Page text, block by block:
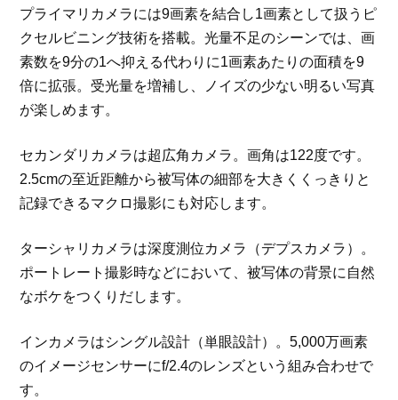
プライマリカメラには9画素を結合し1画素として扱うピ
クセルビニング技術を搭載。光量不足のシーンでは、画
素数を9分の1へ抑える代わりに1画素あたりの面積を9
倍に拡張。受光量を増補し、ノイズの少ない明るい写真
が楽しめます。
セカンダリカメラは超広角カメラ。画角は122度です。
2.5cmの至近距離から被写体の細部を大きくくっきりと
記録できるマクロ撮影にも対応します。
ターシャリカメラは深度測位カメラ（デプスカメラ）。
ポートレート撮影時などにおいて、被写体の背景に自然
なボケをつくりだします。
インカメラはシングル設計（単眼設計）。5,000万画素
のイメージセンサーにf/2.4のレンズという組み合わせで
す。